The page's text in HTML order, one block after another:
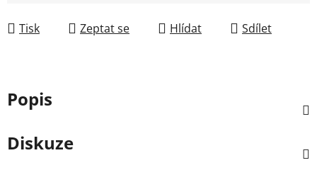
Tisk Zeptat se Hlídat Sdílet
Popis
Diskuze